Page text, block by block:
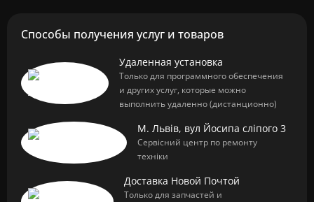
Способы получения услуг и товаров
Удаленная установка
Только для программного обеспечения
и других услуг, которые можно
выполнить удаленно (дистанционно)
М. Львів, вул Йосипа сліпого 3
Сервісний центр по ремонту
техніки
Доставка Новой Почтой
Только для запчастей и